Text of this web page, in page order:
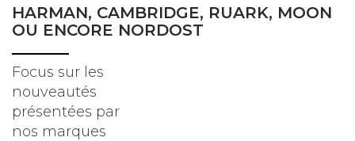
HARMAN, CAMBRIDGE, RUARK, MOON
OU ENCORE NORDOST
Focus sur les
nouveautés
présentées par
nos marques